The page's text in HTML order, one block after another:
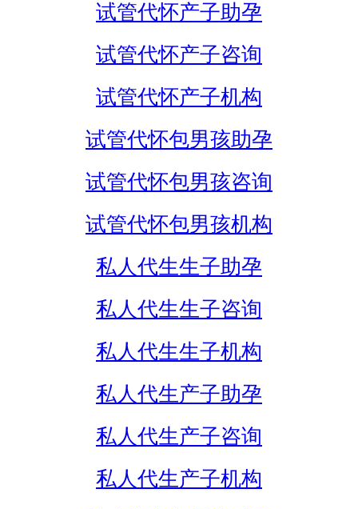
试管代怀产子助孕
试管代怀产子咨询
试管代怀产子机构
试管代怀包男孩助孕
试管代怀包男孩咨询
试管代怀包男孩机构
私人代生生子助孕
私人代生生子咨询
私人代生生子机构
私人代生产子助孕
私人代生产子咨询
私人代生产子机构